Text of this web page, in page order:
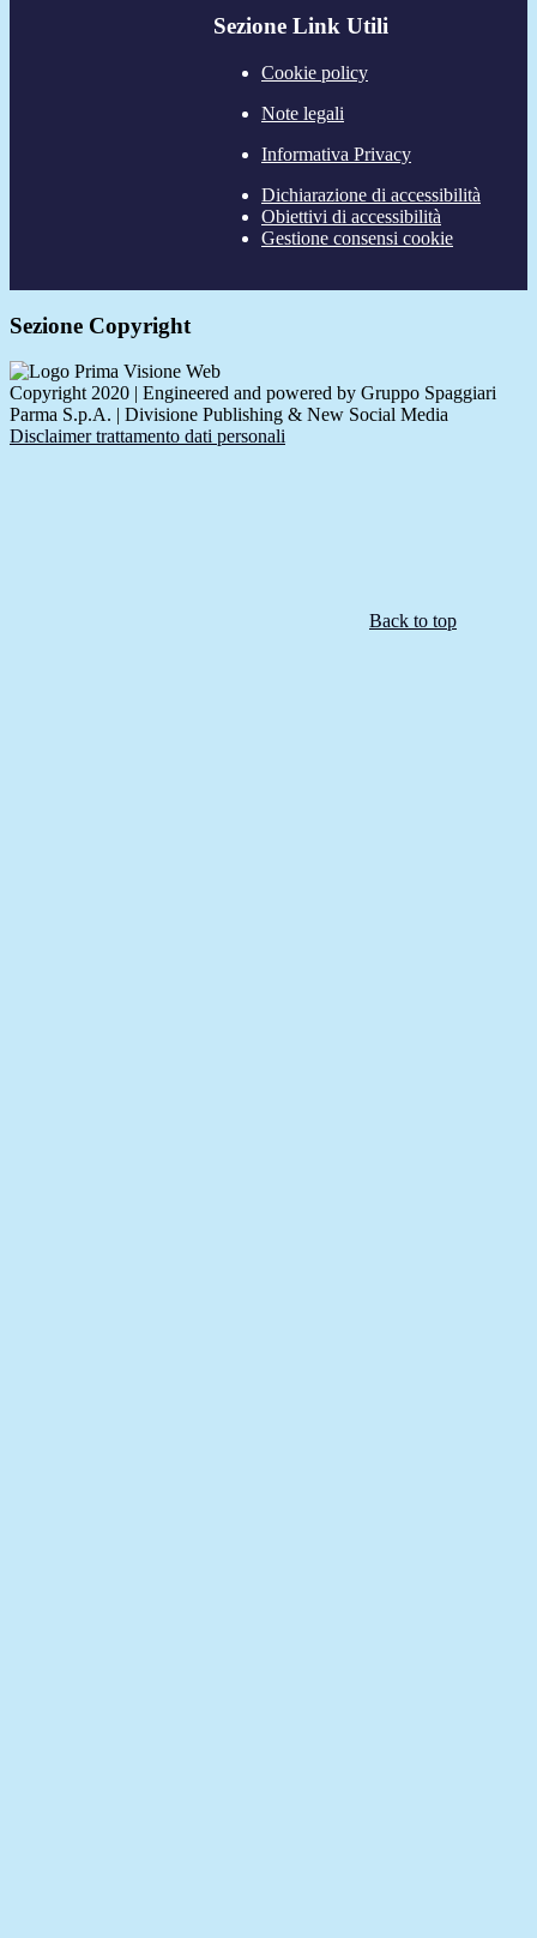
Sezione Link Utili
Cookie policy
Note legali
Informativa Privacy
Dichiarazione di accessibilità
Obiettivi di accessibilità
Gestione consensi cookie
Sezione Copyright
Copyright 2020 | Engineered and powered by Gruppo Spaggiari
Parma S.p.A. | Divisione Publishing & New Social Media
Disclaimer trattamento dati personali
Back to top